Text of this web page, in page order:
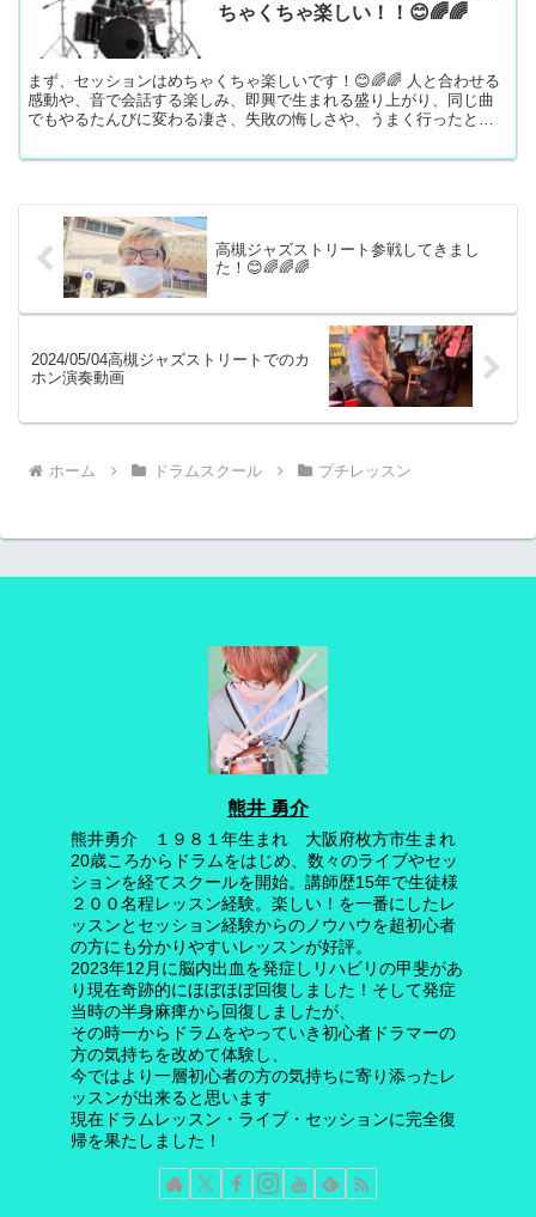
ちゃくちゃ楽しい！！😊🌈🌈
まず、セッションはめちゃくちゃ楽しいです！😊🌈🌈 人と合わせる
感動や、音で会話する楽しみ、即興で生まれる盛り上がり、同じ曲
でもやるたんびに変わる凄さ、失敗の悔しさや、うまく行ったとき
高槻ジャズストリート参戦してきまし
た！😊🌈🌈🌈
2024/05/04高槻ジャズストリートでのカ
ホン演奏動画
ホーム ドラムスクール プチレッスン
熊井 勇介
熊井勇介 １９８１年生まれ 大阪府枚方市生まれ
20歳ころからドラムをはじめ、数々のライブやセッ
ションを経てスクールを開始。講師歴15年で生徒様
２００名程レッスン経験。楽しい！を一番にしたレ
ッスンとセッション経験からのノウハウを超初心者
の方にも分かりやすいレッスンが好評。
2023年12月に脳内出血を発症しリハビリの甲斐があ
り現在奇跡的にほぼほぼ回復しました！そして発症
当時の半身麻痺から回復しましたが、
その時一からドラムをやっていき初心者ドラマーの
方の気持ちを改めて体験し、
今ではより一層初心者の方の気持ちに寄り添ったレ
ッスンが出来ると思います
現在ドラムレッスン・ライブ・セッションに完全復
帰を果たしました！